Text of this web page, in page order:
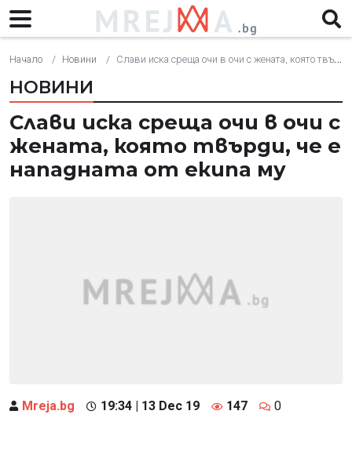
Начало Новини Слави иска среща очи в очи с жената, която твърди, че е нападната от екипа му
НОВИНИ
Слави иска среща очи в очи с
жената, която твърди, че е
нападната от екипа му
Mreja.bg 19:34 | 13 Dec 19 147 0